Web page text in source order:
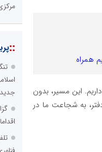
همراه
این مسیر، بدون
به شجاعت ما در
مرکزی
::